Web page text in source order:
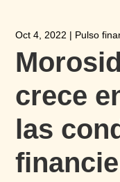
Oct 4, 2022 | Pulso
crece
las